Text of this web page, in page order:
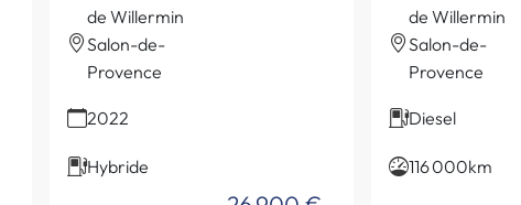
de Willermin
Salon-de-
Provence
2022
Hybride
de Willermin
Salon-de-
Provence
Diesel
116 000km